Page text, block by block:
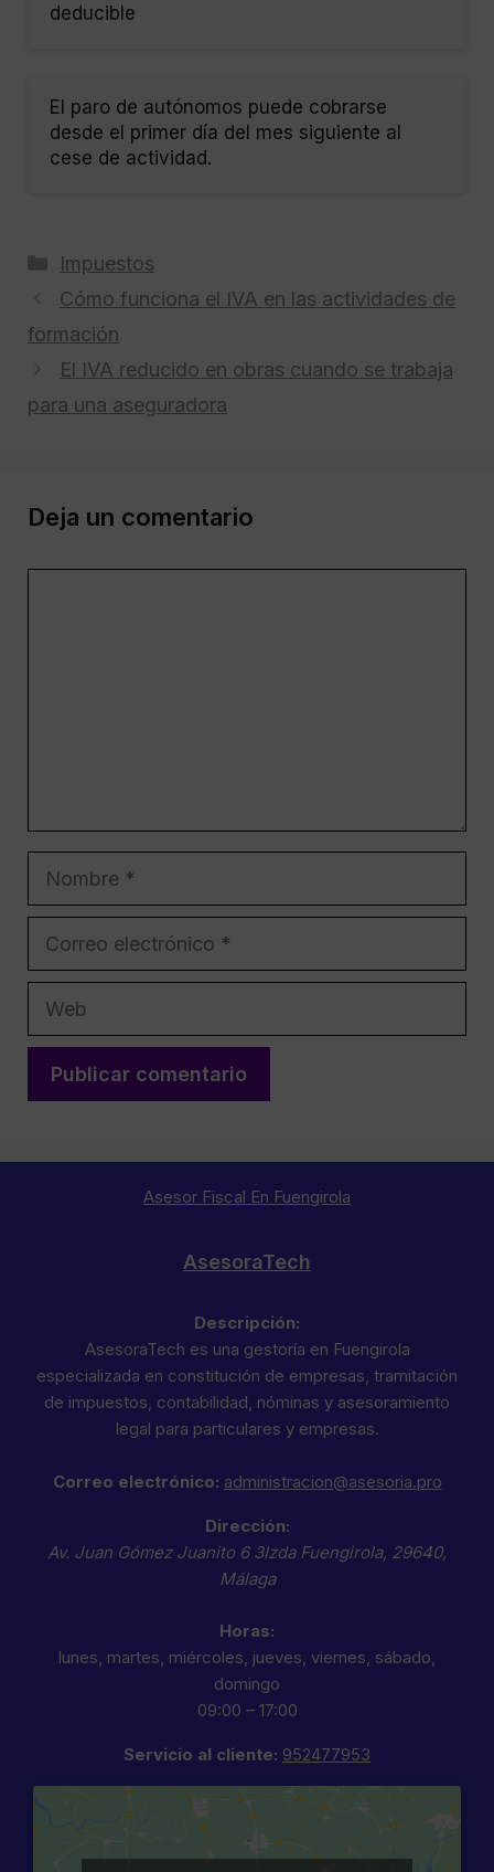
deducible
El paro de autónomos puede cobrarse
desde el primer día del mes siguiente al
cese de actividad.
Categorías
Impuestos
Cómo funciona el IVA en las actividades de
formación
El IVA reducido en obras cuando se trabaja
para una aseguradora
Deja un comentario
Asesor Fiscal En Fuengirola
AsesoraTech
Descripción:
AsesoraTech es una gestoría en Fuengirola
especializada en constitución de empresas, tramitación
de impuestos, contabilidad, nóminas y asesoramiento
legal para particulares y empresas.
Correo electrónico: administracion@asesoria.pro
Dirección:
Av. Juan Gómez Juanito 6 3Izda Fuengirola, 29640,
Málaga
Horas:
lunes, martes, miércoles, jueves, viernes, sábado,
domingo
09:00 – 17:00
Servicio al cliente: 952477953